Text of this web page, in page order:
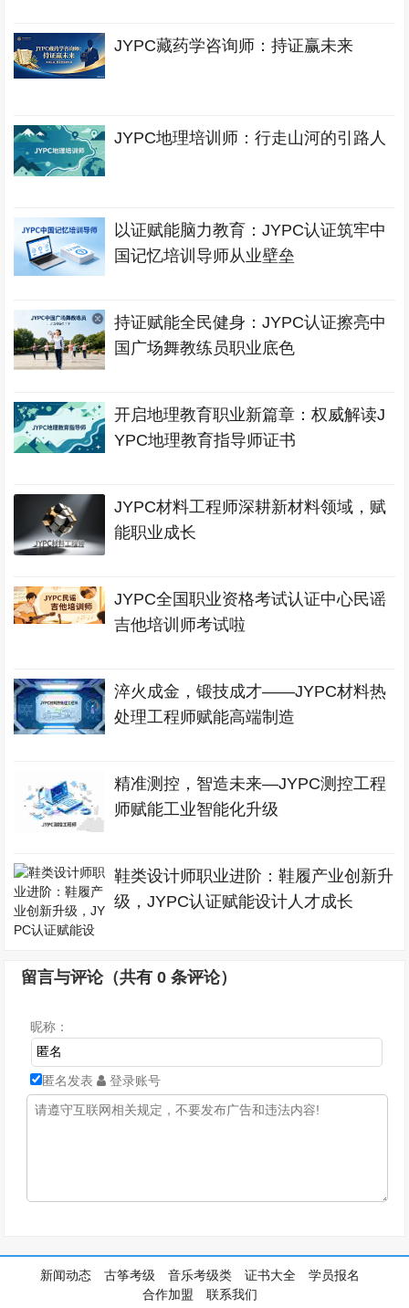
JYPC藏药学咨询师：持证赢未来
JYPC地理培训师：行走山河的引路人
以证赋能脑力教育：JYPC认证筑牢中
国记忆培训导师从业壁垒
持证赋能全民健身：JYPC认证擦亮中
国广场舞教练员职业底色
开启地理教育职业新篇章：权威解读J
YPC地理教育指导师证书
JYPC材料工程师深耕新材料领域，赋
能职业成长
JYPC全国职业资格考试认证中心民谣
吉他培训师考试啦
淬火成金，锻技成才——JYPC材料热
处理工程师赋能高端制造
精准测控，智造未来—JYPC测控工程
师赋能工业智能化升级
鞋类设计师职业进阶：鞋履产业创新升
级，JYPC认证赋能设计人才成长
留言与评论（共有0 条评论）
昵称：
匿名发表 登录账号
新闻动态 古筝考级 音乐考级类 证书大全
学员报名
合作加盟
联系我们